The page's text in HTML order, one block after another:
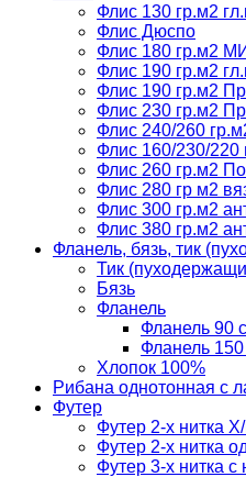
Флис 130 гр.м2
Флис Дюспо
Флис 180 гр.м2
Флис 190 гр.м2
Флис 190 гр.м2
Флис 230 гр.м2
Флис 240/260
Флис 160/230/
Флис 260 гр.м2
Флис 280 гр м2
Флис 300 гр.м2
Флис 380 гр.м2
Фланель, бязь, тик
Тик
Бязь
Фланель
Фланель 90
Фланель
Хлопок 100%
Рибана однотонная с
Футер
Футер 2-х нитка
Футер 2-х нитка
Футер 3-х нитка с